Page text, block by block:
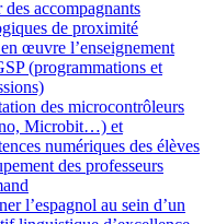
des accompagnants
de proximité
œuvre l’enseignement
(programmations et
des microcontrôleurs
Microbit…) et
numériques des élèves
des professeurs
l’espagnol au sein d’un